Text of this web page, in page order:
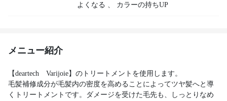
よくなる 、 カラーの持ちUP
メニュー紹介
【deartech Varijoie】のトリートメントを使用します。
毛髪補修成分が毛髪内の密度を高めることによってツヤ髪へと導
くトリートメントです。ダメージを受けた毛先も、しっとりなめ